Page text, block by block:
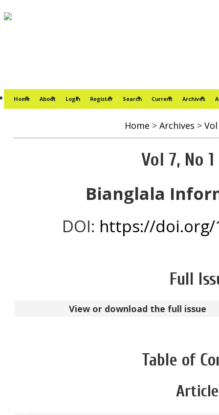
Home About Login Register Search Current Archives
Home > Archives >
Vol 7, No 1
Bianglala
DOI: https://doi.org/
Full
View or download the full issue
Table of